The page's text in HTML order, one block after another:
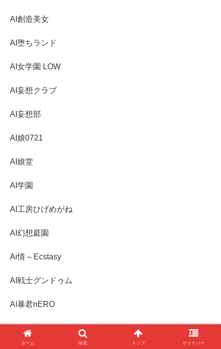
AI創造美女
AI堕ちランド
AI女学園 LOW
AI妄想クラブ
AI妄想部
AI娘0721
AI娘堂
AI学園
AI工房ひげめがね
AI幻想庭園
Ai情 – Ecstasy
AI戦士グンドゥム
AI暴君nERO
AI極楽クラブ
ホーム 検索 トップ サイドバー